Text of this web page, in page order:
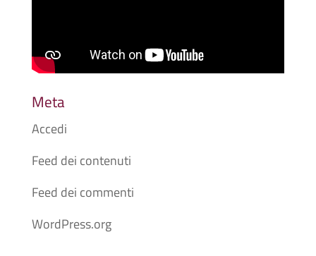
Meta
Accedi
Feed dei contenuti
Feed dei commenti
WordPress.org